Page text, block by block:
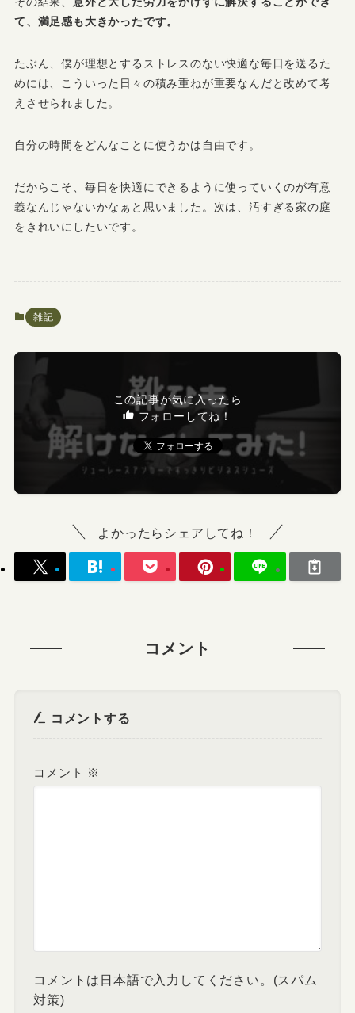
て、満足感も大きかったです。
たぶん、僕が理想とするストレスのない快適な毎日を送るた
めには、こういった日々の積み重ねが重要なんだと改めて考
えさせられました。
自分の時間をどんなことに使うかは自由です。
だからこそ、毎日を快適にできるように使っていくのが有意
義なんじゃないかなぁと思いました。次は、汚すぎる家の庭
をきれいにしたいです。
雑記
この記事が気に入ったら
フォローしてね！
よかったらシェアしてね！
コメント
コメントする
コメント ※
コメントは日本語で入力してください。(スパム
対策)